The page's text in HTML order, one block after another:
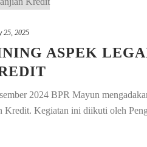
25, 2025
ASPEK
2024 BPR Mayun
Kredit. Kegiatan ini diikuti oleh